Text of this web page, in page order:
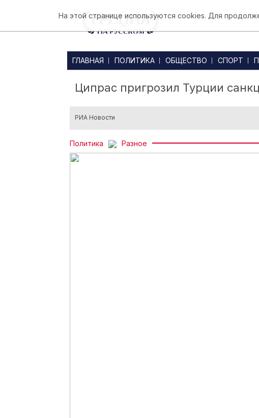
ГЛАВНАЯ ПОЛИТИКА ОБЩЕСТВО СПОРТ
Ципрас пригрозил Турции
РИА Новости
Политика Разное
На этой странице используются cookies. Для